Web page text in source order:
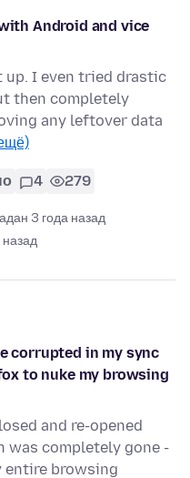
Android and vice
I even tried drastic
then completely
any leftover data
4 279
3 года назад
назад
corrupted in my sync
to nuke my browsing
and re-opened
was completely gone -
entire browsing